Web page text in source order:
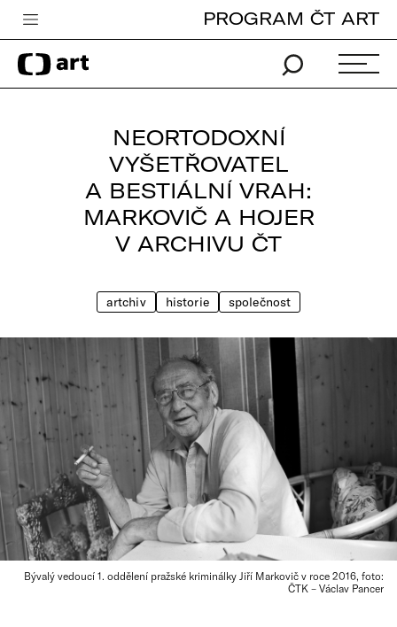
Česká televize
Zpravodajství
PROGRAM ČT ART
NEORTODOXNÍ
VYŠETŘOVATEL
A BESTIÁLNÍ VRAH:
MARKOVIČ A HOJER
V ARCHIVU ČT
artchiv historie společnost
Bývalý vedoucí 1. oddělení pražské kriminálky Jiří Markovič v roce 2016, foto:
ČTK – Václav Pancer